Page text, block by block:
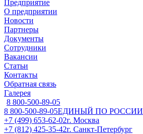
Предприятие
О предприятии
Новости
Партнеры
Документы
Сотрудники
Вакансии
Статьи
Контакты
Обратная связь
Галерея
8 800-500-89-05
8 800-500-89-05ЕДИНЫЙ ПО РОССИИ
+7 (499) 653-62-02г. Москва
+7 (812) 425-35-42г. Санкт-Петербург